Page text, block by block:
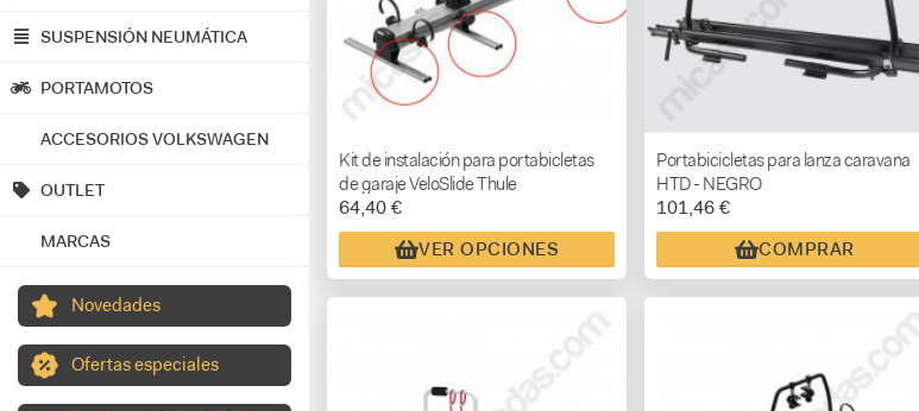
SUSPENSIÓN NEUMÁTICA
PORTAMOTOS
ACCESORIOS VOLKSWAGEN
OUTLET
MARCAS
Novedades
Ofertas especiales
Kit de instalación para portabicletas
de garaje VeloSlide Thule
64,40 €
VER OPCIONES
Portabicicletas para lanza caravana
HTD - NEGRO
101,46 €
COMPRAR